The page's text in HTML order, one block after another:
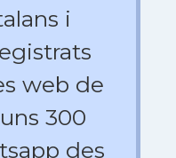
i
web de
300
des